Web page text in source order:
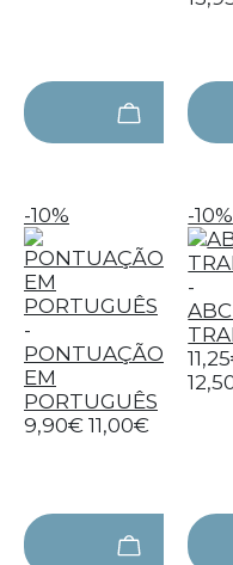
-10%
-
PONTUAÇÃO
EM
PORTUGUÊS
9,90€ 11,00€
-10%
-